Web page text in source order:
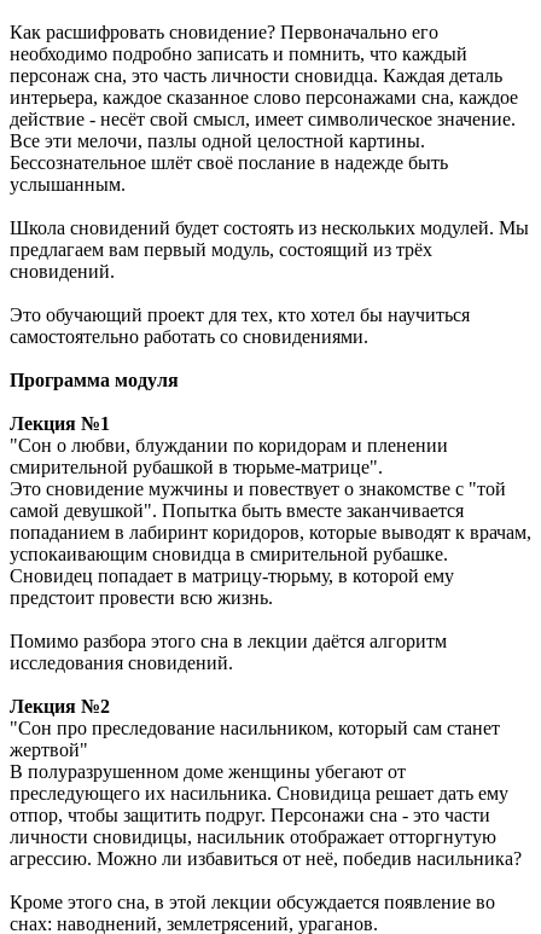
Как расшифровать сновидение? Первоначально его
необходимо подробно записать и помнить, что каждый
персонаж сна, это часть личности сновидца. Каждая деталь
интерьера, каждое сказанное слово персонажами сна, каждое
действие - несёт свой смысл, имеет символическое значение.
Все эти мелочи, пазлы одной целостной картины.
Бессознательное шлёт своё послание в надежде быть
услышанным.
Школа сновидений будет состоять из нескольких модулей. Мы
предлагаем вам первый модуль, состоящий из трёх
сновидений.
Это обучающий проект для тех, кто хотел бы научиться
самостоятельно работать со сновидениями.
Программа модуля
Лекция №1
"Сон о любви, блуждании по коридорам и пленении
смирительной рубашкой в тюрьме-матрице".
Это сновидение мужчины и повествует о знакомстве с "той
самой девушкой". Попытка быть вместе заканчивается
попаданием в лабиринт коридоров, которые выводят к врачам,
успокаивающим сновидца в смирительной рубашке.
Сновидец попадает в матрицу-тюрьму, в которой ему
предстоит провести всю жизнь.
Помимо разбора этого сна в лекции даётся алгоритм
исследования сновидений.
Лекция №2
"Сон про преследование насильником, который сам станет
жертвой"
В полуразрушенном доме женщины убегают от
преследующего их насильника. Сновидица решает дать ему
отпор, чтобы защитить подруг. Персонажи сна - это части
личности сновидицы, насильник отображает отторгнутую
агрессию. Можно ли избавиться от неё, победив насильника?
Кроме этого сна, в этой лекции обсуждается появление во
снах: наводнений, землетрясений, ураганов.